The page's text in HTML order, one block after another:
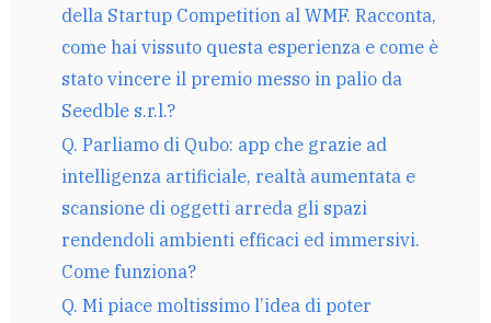
della Startup Competition al WMF. Racconta,
come hai vissuto questa esperienza e come è
stato vincere il premio messo in palio da
Seedble s.r.l.?
Q. Parliamo di Qubo: app che grazie ad
intelligenza artificiale, realtà aumentata e
scansione di oggetti arreda gli spazi
rendendoli ambienti efficaci ed immersivi.
Come funziona?
Q. Mi piace moltissimo l’idea di poter